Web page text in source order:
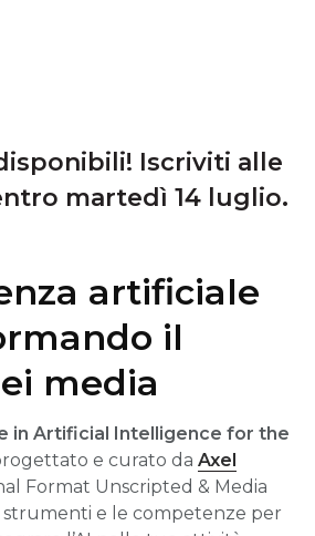
Iscriviti alle
martedì 14 luglio.
artificiale
il
media
in Artificial Intelligence for the
e curato da Axel
Format Unscripted & Media
e le competenze per